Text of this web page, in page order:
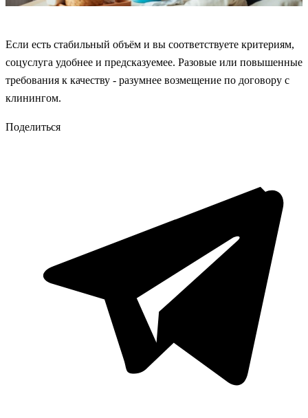
Если есть стабильный объём и вы соответствуете критериям,
соцуслуга удобнее и предсказуемее. Разовые или повышенные
требования к качеству - разумнее возмещение по договору с
клинингом.
Поделиться